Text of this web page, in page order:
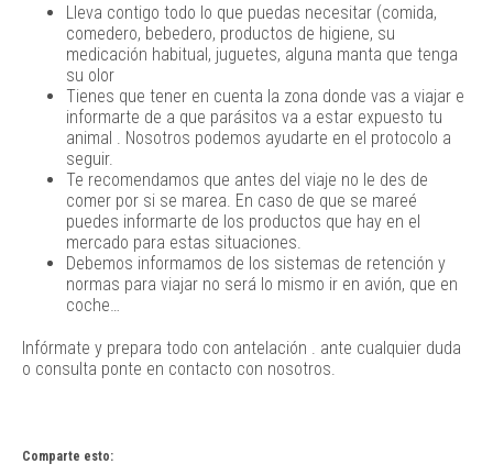
Lleva contigo todo lo que puedas necesitar (comida,
comedero, bebedero, productos de higiene, su
medicación habitual, juguetes, alguna manta que tenga
su olor
Tienes que tener en cuenta la zona donde vas a viajar e
informarte de a que parásitos va a estar expuesto tu
animal . Nosotros podemos ayudarte en el protocolo a
seguir.
Te recomendamos que antes del viaje no le des de
comer por si se marea. En caso de que se mareé
puedes informarte de los productos que hay en el
mercado para estas situaciones.
Debemos informamos de los sistemas de retención y
normas para viajar no será lo mismo ir en avión, que en
coche…
Infórmate y prepara todo con antelación . ante cualquier duda
o consulta ponte en contacto con nosotros.
Comparte esto: